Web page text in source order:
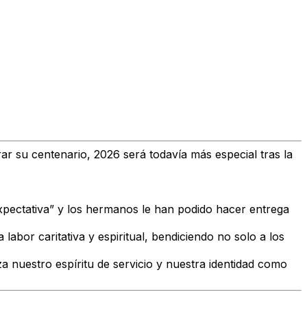
su centenario, 2026 será todavía más especial tras la
y los hermanos le han podido hacer entrega
labor caritativa y espiritual, bendiciendo no solo a los
nuestro espíritu de servicio y nuestra identidad como